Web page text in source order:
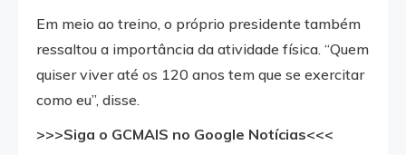
Em meio ao treino, o próprio presidente também
ressaltou a importância da atividade física. “Quem
quiser viver até os 120 anos tem que se exercitar
como eu”, disse.
>>>Siga o GCMAIS no Google Notícias<<<